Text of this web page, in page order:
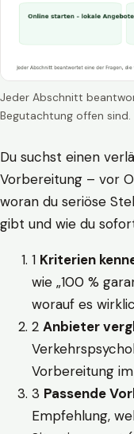
Jeder Abschnitt
Begutachtung offen sind.
Du suchst einen
Vorbereitung – vor
woran du seriöse
gibt und wie du
1 Kriterien
wie „100 %
worauf es
2 Anbieter
Vorbereitung
3 Passende
Empfehlung,